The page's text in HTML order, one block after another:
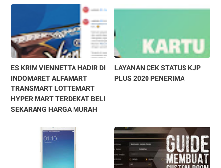
ES KRIM VIENNETTA HADIR DI
INDOMARET ALFAMART
TRANSMART LOTTEMART
HYPER MART TERDEKAT BELI
SEKARANG HARGA MURAH
LAYANAN CEK STATUS KJP
PLUS 2020 PENERIMA